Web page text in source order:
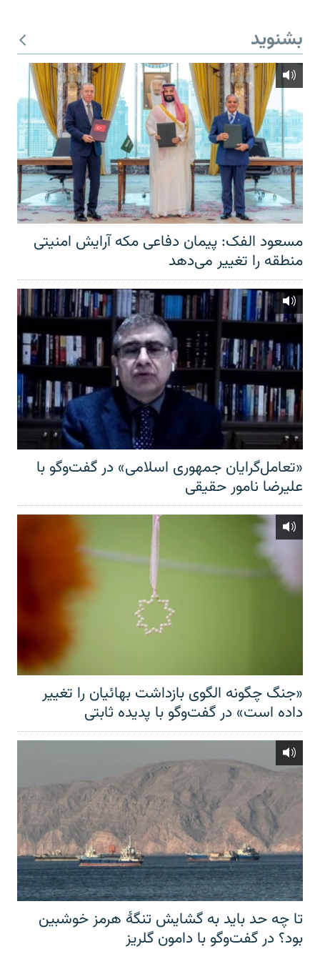
بشنوید
مسعود الفک: پیمان دفاعی مکه آرایش امنیتی
منطقه را تغییر می‌دهد
«تعامل‌گرایان جمهوری اسلامی» در گفت‌وگو با
علیرضا نامور حقیقی
«جنگ چگونه الگوی بازداشت بهائیان را تغییر
داده است» در گفت‌وگو با پدیده ثابتی
تا چه حد باید به گشایش تنگهٔ هرمز خوشبین
بود؟ در گفت‌وگو با دامون گلریز